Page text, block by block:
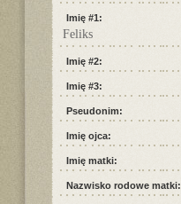
Imię #1:
Feliks
Imię #2:
Imię #3:
Pseudonim:
Imię ojca:
Imię matki:
Nazwisko rodowe matki: